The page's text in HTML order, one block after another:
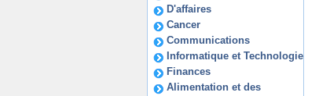
D'affaires
Cancer
Communications
Informatique et Technologie
Finances
Alimentation et des